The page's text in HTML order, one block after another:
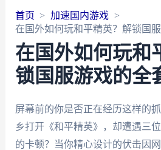
首页
加速国内游戏
在国外如何玩和平精英？解锁国
在国外如何玩和
锁国服游戏的全
屏幕前的你是否正在经历这样的
乡打开《和平精英》，却遭遇三
的卡顿？当你精心设计的伏击因